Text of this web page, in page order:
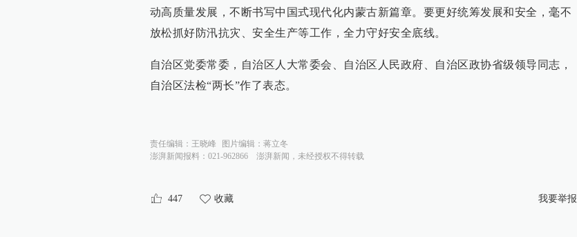
动高质量发展，不断书写中国式现代化内蒙古新篇章。要更好统筹发展和安全，毫不
放松抓好防汛抗灾、安全生产等工作，全力守好安全底线。
自治区党委常委，自治区人大常委会、自治区人民政府、自治区政协省级领导同志，
自治区法检“两长”作了表态。
责任编辑： 王晓峰 图片编辑： 蒋立冬
澎湃新闻报料：021-962866
澎湃新闻，未经授权不得转载
447 收藏 我要举报